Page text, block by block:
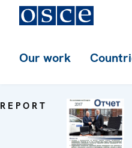
Our work
REPORT